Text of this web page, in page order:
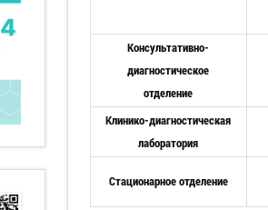
Консультативно-
диагностическое
отделение
Клинико-диагностическая
лаборатория
Стационарное отделение